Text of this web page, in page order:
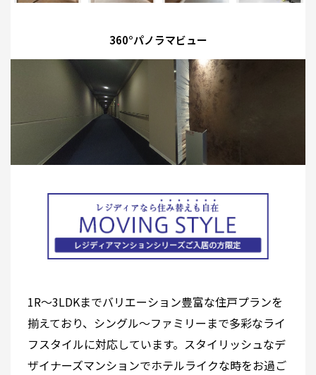
360°パノラマビュー
1R～3LDKまでバリエーション豊富な住戸プランを
揃えており、シングル～ファミリーまで多彩なライ
フスタイルに対応しています。スタイリッシュなデ
ザイナーズマンションでホテルライクな時をお過ご